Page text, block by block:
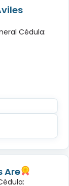
Cédula:
Are